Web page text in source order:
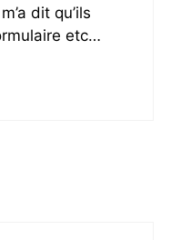
dit qu’ils
etc…